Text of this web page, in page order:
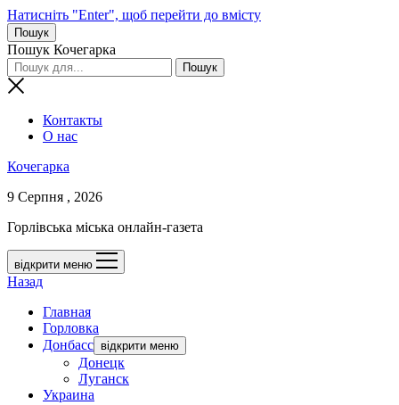
Натисніть "Enter", щоб перейти до вмісту
Пошук
Пошук Кочегарка
Контакты
О нас
Кочегарка
9 Серпня , 2026
Горлівська міська онлайн-газета
відкрити меню
Назад
Главная
Горловка
Донбасс відкрити меню
Донецк
Луганск
Украина